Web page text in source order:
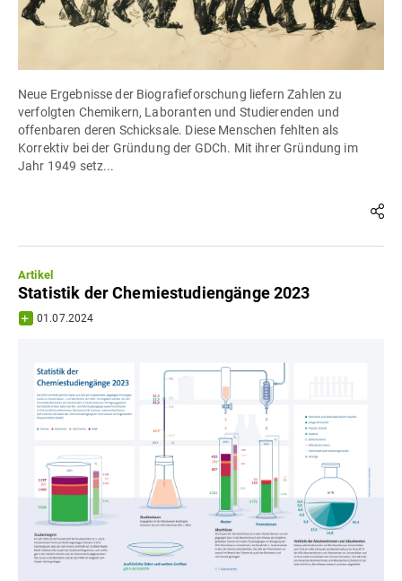
Neue Ergebnisse der Biografieforschung liefern Zahlen zu
verfolgten Chemikern, Laboranten und Studierenden und
offenbaren deren Schicksale. Diese Menschen fehlten als
Korrektiv bei der Gründung der GDCh. Mit ihrer Gründung im
Jahr 1949 setz...
Artikel
Statistik der Chemiestudiengänge 2023
01.07.2024